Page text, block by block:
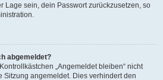
Lage sein, dein Passwort zurückzusetzen, so
abgemeldet?
„Angemeldet bleiben“ nicht
Sitzung angemeldet. Dies verhindert den